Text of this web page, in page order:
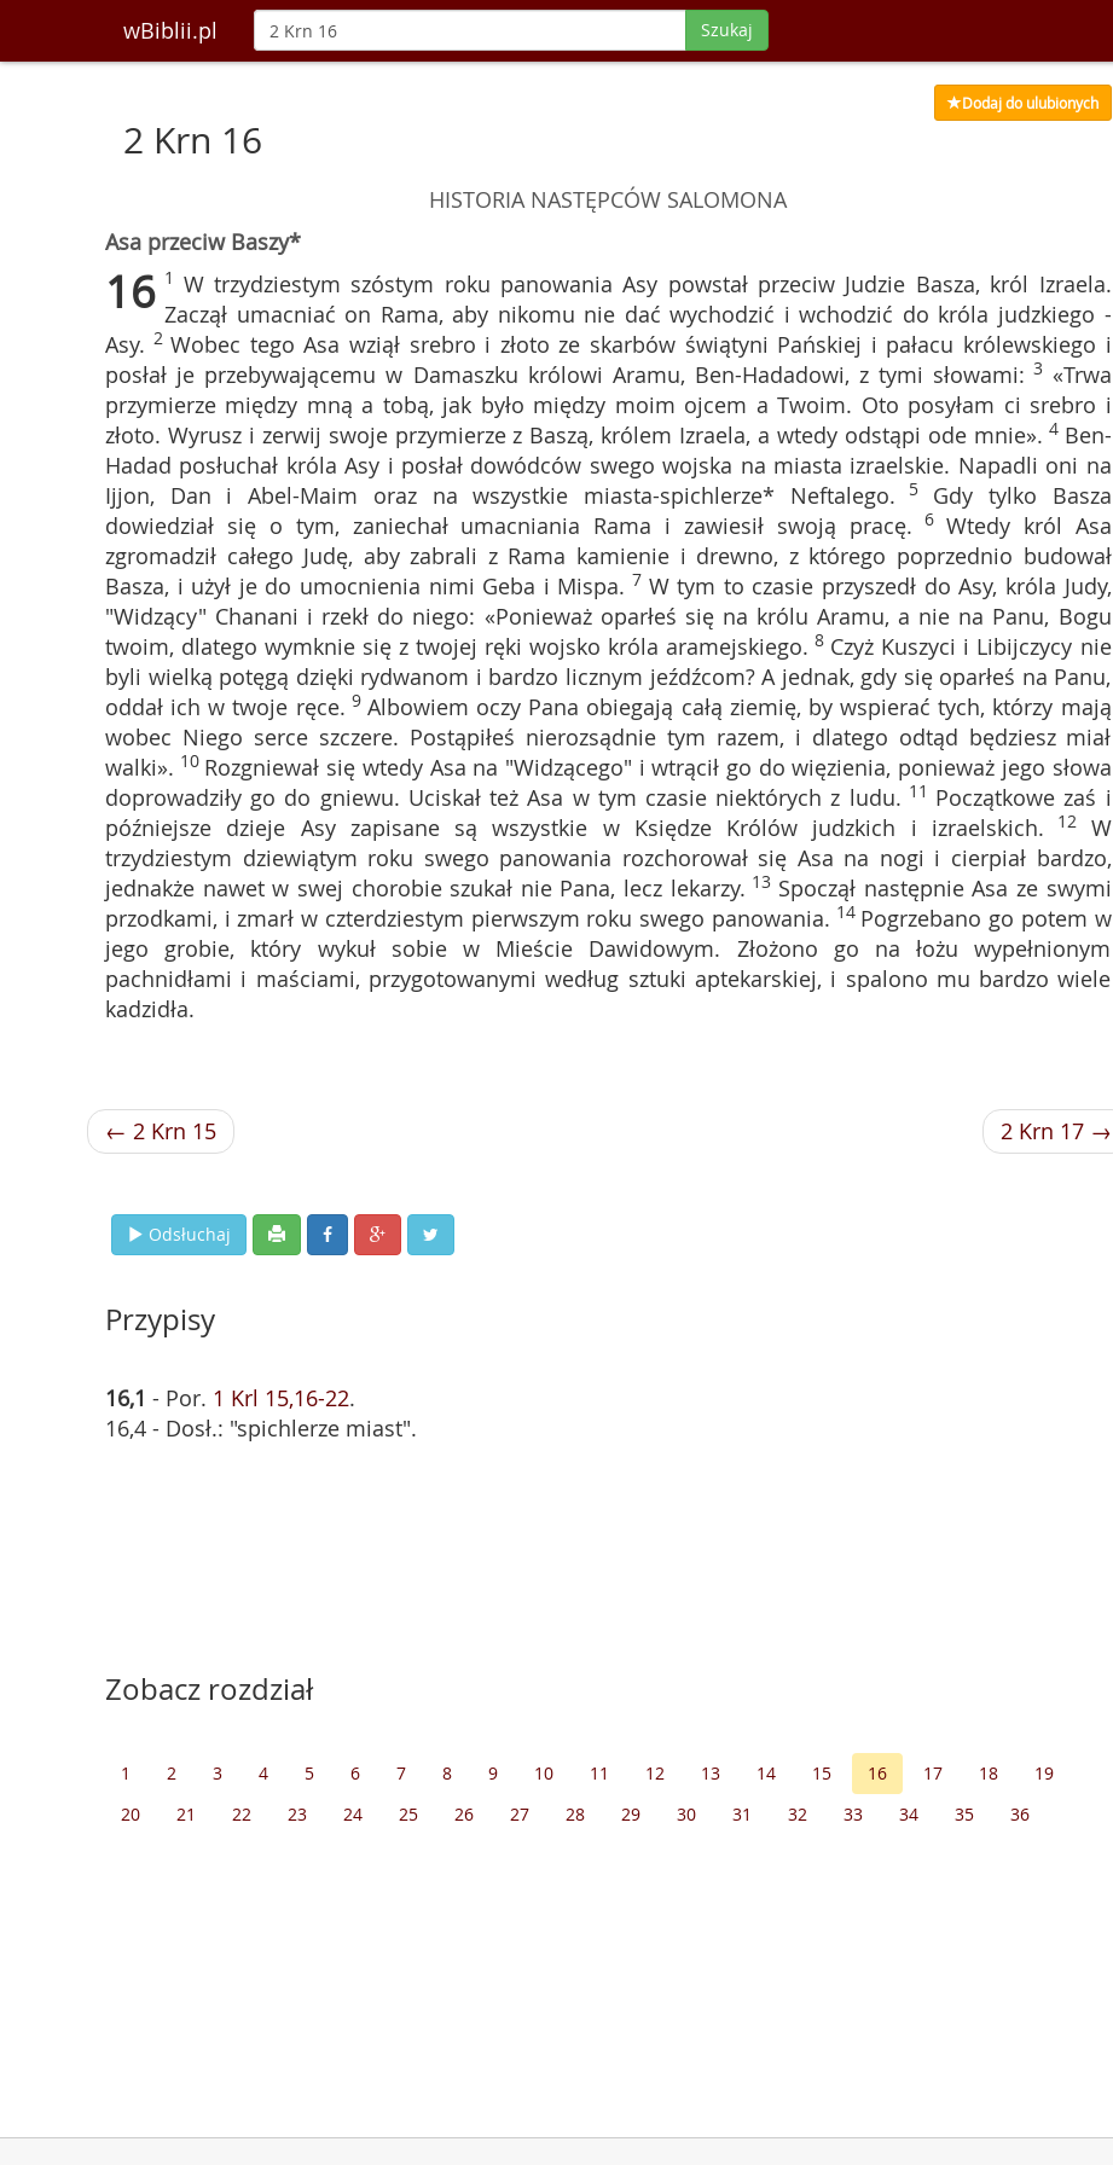
wBiblii.pl Szukaj
Dodaj do ulubionych
2 Krn 16
HISTORIA NASTĘPCÓW SALOMONA
Asa przeciw Baszy*
16 1 W trzydziestym szóstym roku panowania Asy powstał przeciw Judzie Basza, król Izraela.
Zaczął umacniać on Rama, aby nikomu nie dać wychodzić i wchodzić do króla judzkiego -
Asy. 2Wobec tego Asa wziął srebro i złoto ze skarbów świątyni Pańskiej i pałacu królewskiego i
posłał je przebywającemu w Damaszku królowi Aramu, Ben-Hadadowi, z tymi słowami: 3 «Trwa
przymierze między mną a tobą, jak było między moim ojcem a Twoim. Oto posyłam ci srebro i
złoto. Wyrusz i zerwij swoje przymierze z Baszą, królem Izraela, a wtedy odstąpi ode mnie». 4 Ben-
Hadad posłuchał króla Asy i posłał dowódców swego wojska na miasta izraelskie. Napadli oni na
Ijjon, Dan i Abel-Maim oraz na wszystkie miasta-spichlerze* Neftalego. 5 Gdy tylko Basza
dowiedział się o tym, zaniechał umacniania Rama i zawiesił swoją pracę. 6 Wtedy król Asa
zgromadził całego Judę, aby zabrali z Rama kamienie i drewno, z którego poprzednio budował
Basza, i użył je do umocnienia nimi Geba i Mispa. 7 W tym to czasie przyszedł do Asy, króla Judy,
"Widzący" Chanani i rzekł do niego: «Ponieważ oparłeś się na królu Aramu, a nie na Panu, Bogu
twoim, dlatego wymknie się z twojej ręki wojsko króla aramejskiego. 8 Czyż Kuszyci i Libijczycy nie
byli wielką potęgą dzięki rydwanom i bardzo licznym jeźdźcom? A jednak, gdy się oparłeś na Panu,
oddał ich w twoje ręce. 9 Albowiem oczy Pana obiegają całą ziemię, by wspierać tych, którzy mają
wobec Niego serce szczere. Postąpiłeś nierozsądnie tym razem, i dlatego odtąd będziesz miał
walki». 10 Rozgniewał się wtedy Asa na "Widzącego" i wtrącił go do więzienia, ponieważ jego słowa
doprowadziły go do gniewu. Uciskał też Asa w tym czasie niektórych z ludu. 11 Początkowe zaś i
późniejsze dzieje Asy zapisane są wszystkie w Księdze Królów judzkich i izraelskich. 12 W
trzydziestym dziewiątym roku swego panowania rozchorował się Asa na nogi i cierpiał bardzo,
jednakże nawet w swej chorobie szukał nie Pana, lecz lekarzy. 13 Spoczął następnie Asa ze swymi
przodkami, i zmarł w czterdziestym pierwszym roku swego panowania. 14 Pogrzebano go potem w
jego grobie, który wykuł sobie w Mieście Dawidowym. Złożono go na łożu wypełnionym
pachnidłami i maściami, przygotowanymi według sztuki aptekarskiej, i spalono mu bardzo wiele
kadzidła.
← 2 Krn 15 2 Krn 17 →
Odsłuchaj
Przypisy
16,1 - Por. 1 Krl 15,16-22.
16,4 - Dosł.: "spichlerze miast".
Zobacz rozdział
1 2 3 4 5 6 7 8 9 10 11 12 13 14 15 16 17 18
19
20
21 22 23 24 25 26 27 28 29 30 31 32 33 34 35 36